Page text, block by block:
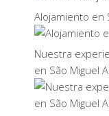
Alojamiento en
Nuestra
en São Miguel